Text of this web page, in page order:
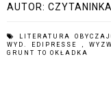
AUTOR: CZYTANINKA
LITERATURA
WYD. EDIPRESSE
,
GRUNT TO OKŁADKA